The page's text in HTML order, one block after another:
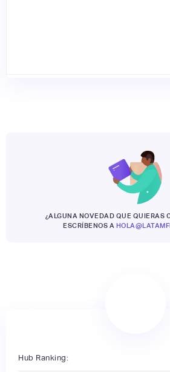
¿ALGUNA NOVEDAD QUE QUIERAS
ESCRÍBENOS A
Hub Ranking: